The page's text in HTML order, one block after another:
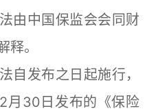
中国保监会会同财
释。
发布之日起施行，
月30日发布的《保险